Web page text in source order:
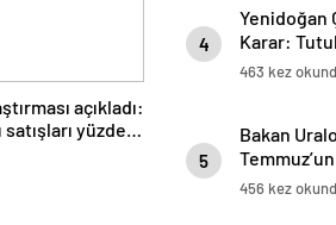
açıkladı:
yüzde
4
Yenidoğan
Karar:
Mevcut
463 kez
5
Bakan
Yüksek
456 kez